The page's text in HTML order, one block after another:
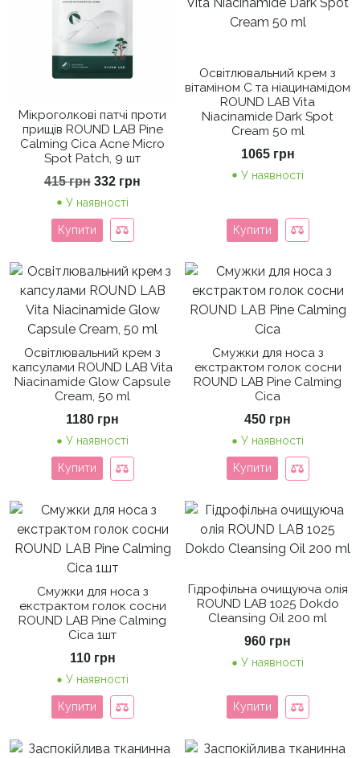
Мікроголкові патчі проти
прищів ROUND LAB Pine
Calming Cica Acne Micro
Spot Patch, 9 шт
415грн Оригінальна
415 грн.
332 грн
У наявності
Купити
Освітлювальний крем з
вітаміном C та ніацинамідом
ROUND LAB Vita
Niacinamide Dark Spot
Cream 50 ml
1065 грн
У наявності
Купити
Освітлювальний крем з
капсулами ROUND LAB Vita
Niacinamide Glow Capsule
Cream, 50 ml
1180 грн
У наявності
Купити
Смужки для носа з
екстрактом голок сосни
ROUND LAB Pine Calming
Cica
450 грн
У наявності
Купити
Смужки для носа з
екстрактом голок сосни
ROUND LAB Pine Calming
Cica 1шт
110 грн
У наявності
Купити
Гідрофільна очищуюча олія
ROUND LAB 1025 Dokdo
Cleansing Oil 200 ml
960 грн
У наявності
Купити